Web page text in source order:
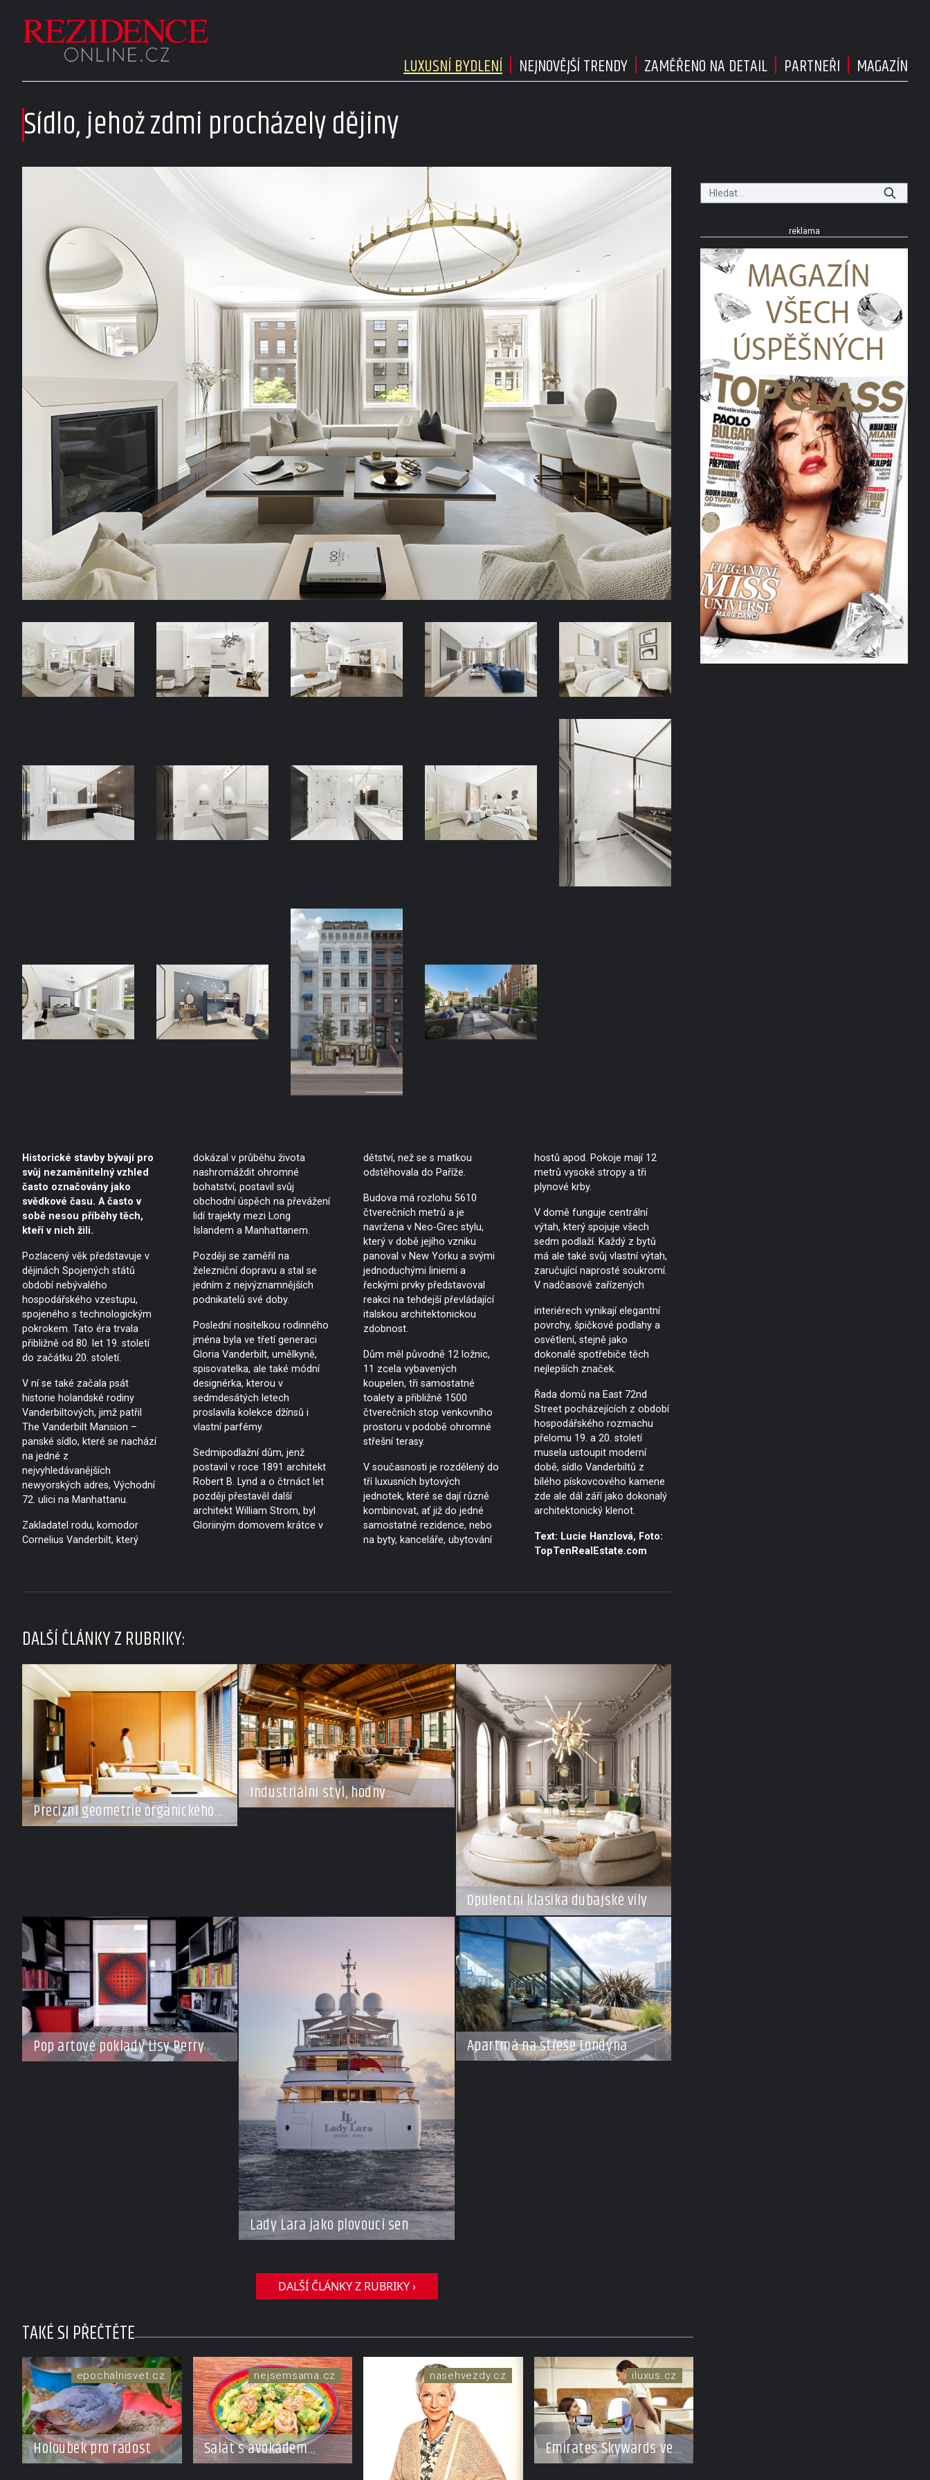
LUXUSNÍ BYDLENÍ NEJNOVĚJŠÍ TRENDY ZAMĚŘENO NA DETAIL PARTNEŘI MAGAZÍN
Sídlo, jehož zdmi procházely dějiny
Historické stavby bývají pro
svůj nezaměnitelný vzhled
často označovány jako
svědkové času. A často v
sobě nesou příběhy těch,
kteří v nich žili.
Pozlacený věk představuje v
dějinách Spojených států
období nebývalého
hospodářského vzestupu,
spojeného s technologickým
pokrokem. Tato éra trvala
přibližně od 80. let 19. století
do začátku 20. století.
V ní se také začala psát
historie holandské rodiny
Vanderbiltových, jimž patřil
The Vanderbilt Mansion –
panské sídlo, které se nachází
na jedné z
nejvyhledávanějších
newyorských adres, Východní
72. ulici na Manhattanu.
Zakladatel rodu, komodor
Cornelius Vanderbilt, který
dokázal v průběhu života
nashromáždit ohromné
bohatství, postavil svůj
obchodní úspěch na převážení
lidí trajekty mezi Long
Islandem a Manhattanem.
Později se zaměřil na
železniční dopravu a stal se
jedním z nejvýznamnějších
podnikatelů své doby.
Poslední nositelkou rodinného
jména byla ve třetí generaci
Gloria Vanderbilt, umělkyně,
spisovatelka, ale také módní
designérka, kterou v
sedmdesátých letech
proslavila kolekce džínsů i
vlastní parfémy.
Sedmipodlažní dům, jenž
postavil v roce 1891 architekt
Robert B. Lynd a o čtrnáct let
později přestavěl další
architekt William Strom, byl
Gloriiným domovem krátce v
dětství, než se s matkou
odstěhovala do Paříže.
Budova má rozlohu 5610
čtverečních metrů a je
navržena v Neo-Grec stylu,
který v době jejího vzniku
panoval v New Yorku a svými
jednoduchými liniemi a
řeckými prvky představoval
reakci na tehdejší převládající
italskou architektonickou
zdobnost.
Dům měl původně 12 ložnic,
11 zcela vybavených
koupelen, tři samostatné
toalety a přibližně 1500
čtverečních stop venkovního
prostoru v podobě ohromné
střešní terasy.
V současnosti je rozdělený do
tří luxusních bytových
jednotek, které se dají různě
kombinovat, ať již do jedné
samostatné rezidence, nebo
na byty, kanceláře, ubytování
hostů apod. Pokoje mají 12
metrů vysoké stropy a tři
plynové krby.
V domě funguje centrální
výtah, který spojuje všech
sedm podlaží. Každý z bytů
má ale také svůj vlastní výtah,
zaručující naprosté soukromí.
V nadčasově zařízených
interiérech vynikají elegantní
povrchy, špičkové podlahy a
osvětlení, stejně jako
dokonalé spotřebiče těch
nejlepších značek.
Řada domů na East 72nd
Street pocházejících z období
hospodářského rozmachu
přelomu 19. a 20. století
musela ustoupit moderní
době, sídlo Vanderbiltů z
bílého pískovcového kamene
zde ale dál září jako dokonalý
architektonický klenot.
Text: Lucie Hanzlová, Foto:
TopTenRealEstate.com
DALŠÍ ČLÁNKY Z RUBRIKY:
Precizní geometrie organického
klidu
Industriální styl, hodný
šampiona
Opulentní klasika dubajské vily
Pop artové poklady Lisy Perry
Lady Lara jako plovoucí sen
Apartmá na střeše Londýna
DALŠÍ ČLÁNKY Z RUBRIKY ›
TAKÉ SI PŘEČTĚTE
Holoubek pro radost
epochalnisvet.cz
Salát s avokádem
a krevetkami
nejsemsama.cz nasehvezdy.cz
Emirates Skywards ve
spolupráci s Moët
iluxus.cz
reklama